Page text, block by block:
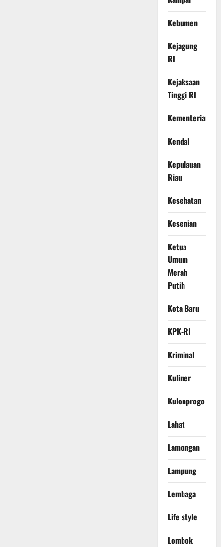
Kebumen
Kejagung
RI
Kejaksaan
Tinggi RI
Kementerian
Kendal
Kepulauan
Riau
Kesehatan
Kesenian
Ketua
Umum
Merah
Putih
Kota Baru
KPK-RI
Kriminal
Kuliner
Kulonprogo
Lahat
Lamongan
Lampung
Lembaga
Life style
Lombok